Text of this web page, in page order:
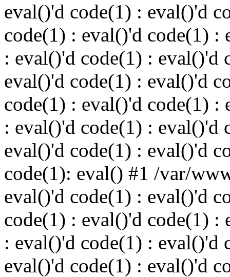
eval()'d code(1) : eval()'d
code(1) : eval()'d code(1) :
: eval()'d code(1) : eval()'d
eval()'d code(1) : eval()'d
code(1) : eval()'d code(1) :
: eval()'d code(1) : eval()'d
eval()'d code(1) : eval()'d
code(1): eval() #1 /var/
eval()'d code(1) : eval()'d
code(1) : eval()'d code(1) :
: eval()'d code(1) : eval()'d
eval()'d code(1) : eval()'d